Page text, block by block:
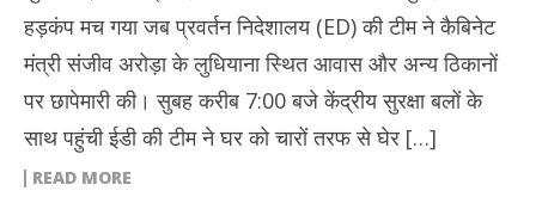
हड़कंप मच गया जब प्रवर्तन निदेशालय (ED) की टीम ने कैबिनेट
मंत्री संजीव अरोड़ा के लुधियाना स्थित आवास और अन्य ठिकानों
पर छापेमारी की। सुबह करीब 7:00 बजे केंद्रीय सुरक्षा बलों के
साथ पहुंची ईडी की टीम ने घर को चारों तरफ से घेर […]
READ MORE